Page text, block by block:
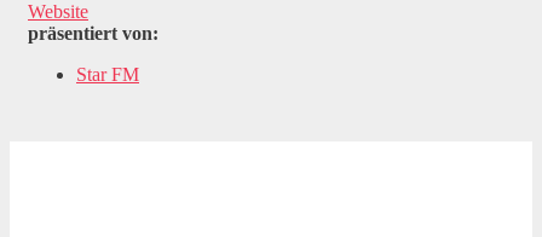
Website
präsentiert von:
Star FM